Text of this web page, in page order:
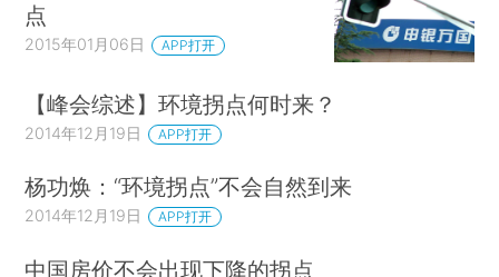
点
2015年01月06日 APP打开
【峰会综述】环境拐点何时来？
2014年12月19日 APP打开
杨功焕：“环境拐点”不会自然到来
2014年12月19日 APP打开
中国房价不会出现下降的拐点